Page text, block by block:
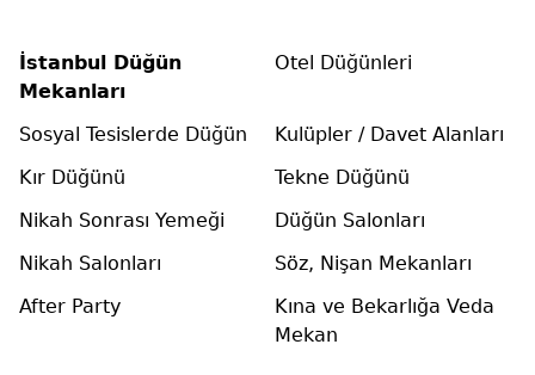
İstanbul Düğün
Mekanları
Otel Düğünleri
Sosyal Tesislerde Düğün
Kulüpler / Davet Alanları
Kır Düğünü
Tekne Düğünü
Nikah Sonrası Yemeği
Düğün Salonları
Nikah Salonları
Söz, Nişan Mekanları
After Party
Kına ve Bekarlığa Veda
Mekan